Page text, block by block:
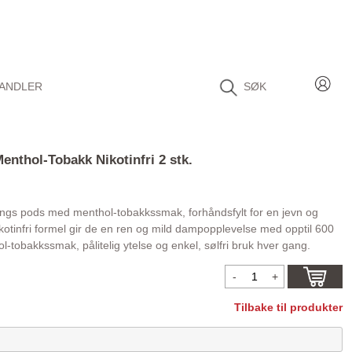
SØK
Tobakk Nikotinfri 2 stk.
pods med menthol-tobakkssmak, forhåndsfylt for en jevn og
formel gir de en ren og mild dampopplevelse med opptil 600
tobakkssmak, pålitelig ytelse og enkel, sølfri bruk hver gang.
Tilbake til produkter